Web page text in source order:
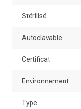
Stérilisé
Autoclavable
Certificat
Environnement
Type